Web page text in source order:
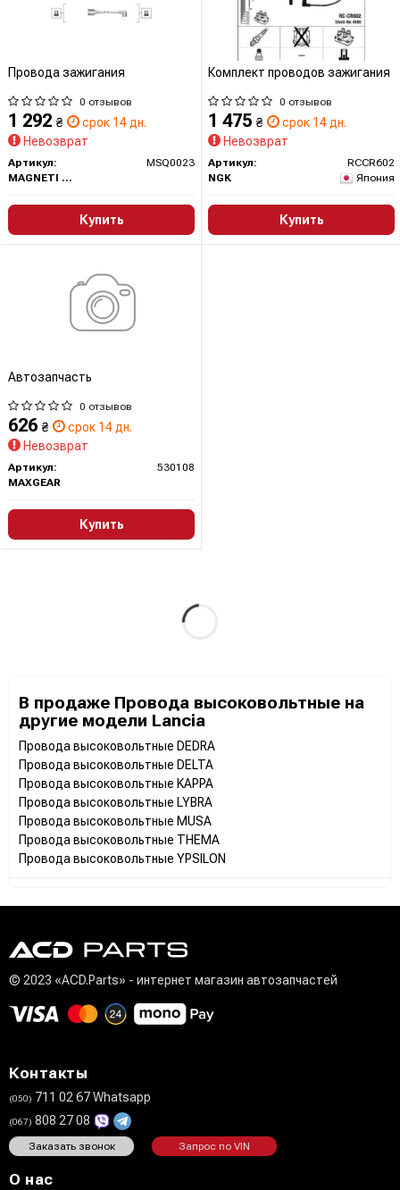
Провода зажигания
0 отзывов
1 292 ₴
срок 14 дн.
Невозврат
Артикул:
MSQ0023
MAGNETI MARELLI
Купить
Комплект проводов зажигания
0 отзывов
1 475 ₴
срок 14 дн.
Невозврат
Артикул:
RCCR602
NGK
Япония
Купить
Автозапчасть
0 отзывов
626 ₴
срок 14 дн.
Невозврат
Артикул:
530108
MAXGEAR
Купить
В продаже Провода высоковольтные на
другие модели Lancia
Провода высоковольтные DEDRA
Провода высоковольтные DELTA
Провода высоковольтные KAPPA
Провода высоковольтные LYBRA
Провода высоковольтные MUSA
Провода высоковольтные THEMA
Провода высоковольтные YPSILON
© 2023 «ACD.Parts» - интернет магазин автозапчастей
Контакты
(050) 711 02 67 Whatsapp
(067) 808 27 08
Заказать звонок Запрос по VIN
О нас